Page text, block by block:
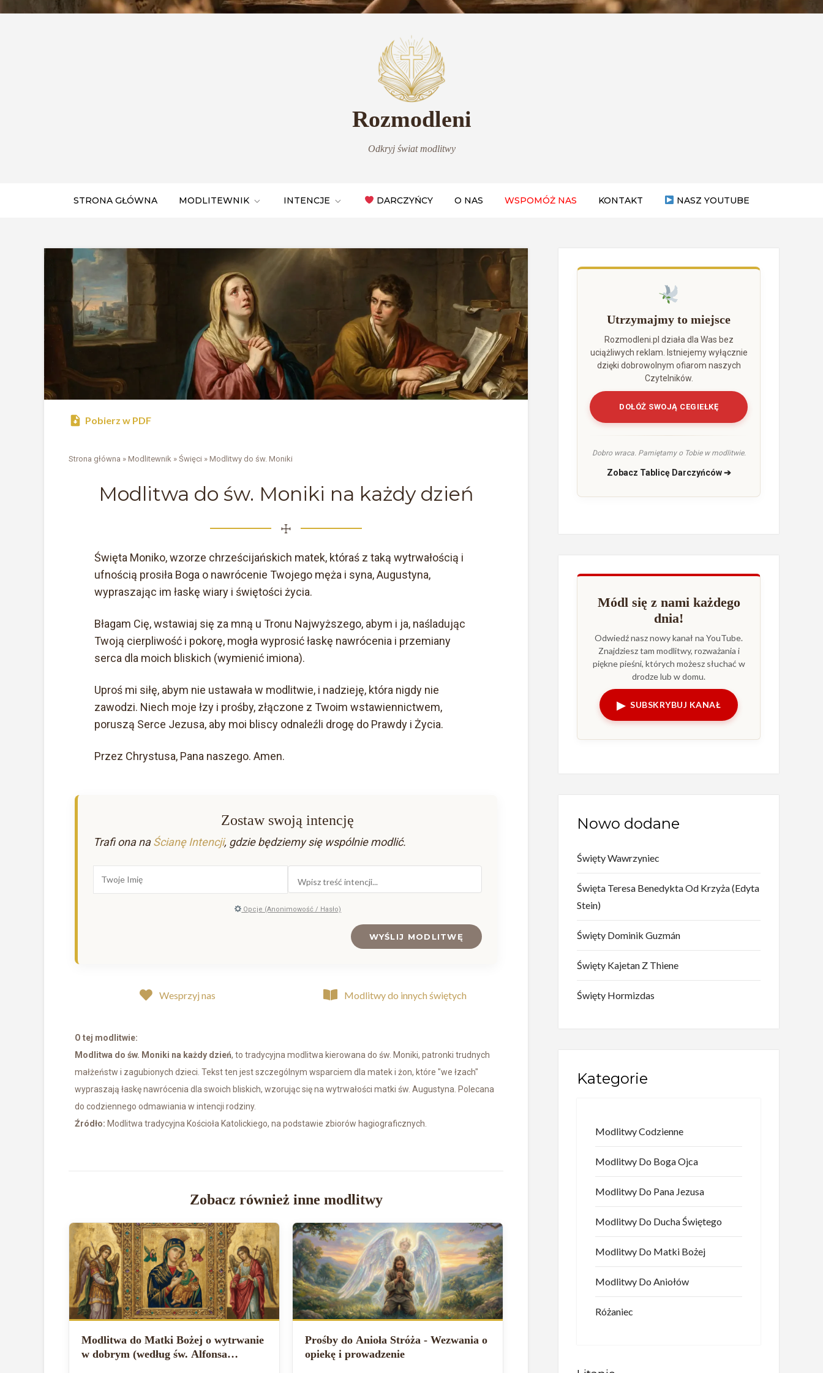
Rozmodleni
Odkryj świat modlitwy
STRONA GŁÓWNA MODLITEWNIK INTENCJE DARCZYŃCY O NAS WSPOMÓŻ NAS KONTAKT NASZ YOUTUBE
Pobierz w PDF
Strona główna » Modlitewnik » Święci » Modlitwy do św. Moniki
Modlitwa do św. Moniki na każdy dzień
☩
Święta Moniko, wzorze chrześcijańskich matek, któraś z taką wytrwałością i
ufnością prosiła Boga o nawrócenie Twojego męża i syna, Augustyna,
wypraszając im łaskę wiary i świętości życia.
Błagam Cię, wstawiaj się za mną u Tronu Najwyższego, abym i ja, naśladując
Twoją cierpliwość i pokorę, mogła wyprosić łaskę nawrócenia i przemiany
serca dla moich bliskich (wymienić imiona).
Uproś mi siłę, abym nie ustawała w modlitwie, i nadzieję, która nigdy nie
zawodzi. Niech moje łzy i prośby, złączone z Twoim wstawiennictwem,
poruszą Serce Jezusa, aby moi bliscy odnaleźli drogę do Prawdy i Życia.
Przez Chrystusa, Pana naszego. Amen.
Zostaw swoją intencję
Trafi ona naŚcianę Intencji, gdzie będziemy się wspólnie modlić.
Opcje (Anonimowość / Hasło)
WYŚLIJ MODLITWĘ
Wesprzyj nas Modlitwy do innych świętych
O tej modlitwie:
Modlitwa do św. Moniki na każdy dzień, to tradycyjna modlitwa kierowana do św. Moniki, patronki trudnych
małżeństw i zagubionych dzieci. Tekst ten jest szczególnym wsparciem dla matek i żon, które "we łzach"
wypraszają łaskę nawrócenia dla swoich bliskich, wzorując się na wytrwałości matki św. Augustyna. Polecana
do codziennego odmawiania w intencji rodziny.
Źródło: Modlitwa tradycyjna Kościoła Katolickiego, na podstawie zbiorów hagiograficznych.
Zobacz również inne modlitwy
Modlitwa do Matki Bożej o wytrwanie
w dobrym (według św. Alfonsa
Prośby do Anioła Stróża - Wezwania o
opiekę i prowadzenie
Utrzymajmy to miejsce
Rozmodleni.pl działa dla Was bez
uciążliwych reklam. Istniejemy wyłącznie
dzięki dobrowolnym ofiarom naszych
Czytelników.
DOŁÓŻ SWOJĄ CEGIEŁKĘ
Dobro wraca. Pamiętamy o Tobie w modlitwie.
Zobacz Tablicę Darczyńców ➔
Módl się z nami każdego
dnia!
Odwiedź nasz nowy kanał na YouTube.
Znajdziesz tam modlitwy, rozważania i
piękne pieśni, których możesz słuchać w
drodze lub w domu.
▶ SUBSKRYBUJ KANAŁ
Nowo dodane
Święty Wawrzyniec
Święta Teresa Benedykta Od Krzyża (Edyta
Stein)
Święty Dominik Guzmán
Święty Kajetan Z Thiene
Święty Hormizdas
Kategorie
Modlitwy Codzienne
Modlitwy Do Boga Ojca
Modlitwy Do Pana Jezusa
Modlitwy Do Ducha Świętego
Modlitwy Do Matki Bożej
Modlitwy Do Aniołów
Różaniec